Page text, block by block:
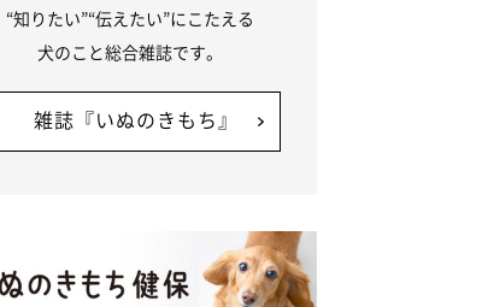
“知りたい”“伝えたい”にこたえる
犬のこと総合雑誌です。
雑誌『いぬのきもち』